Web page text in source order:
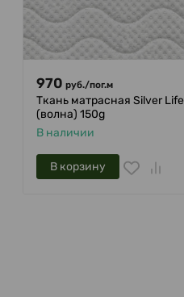
970 руб./пог.м
Ткань матрасная Silver Life
(волна) 150g
В наличии
В корзину